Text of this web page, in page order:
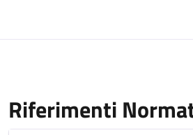
Riferimenti